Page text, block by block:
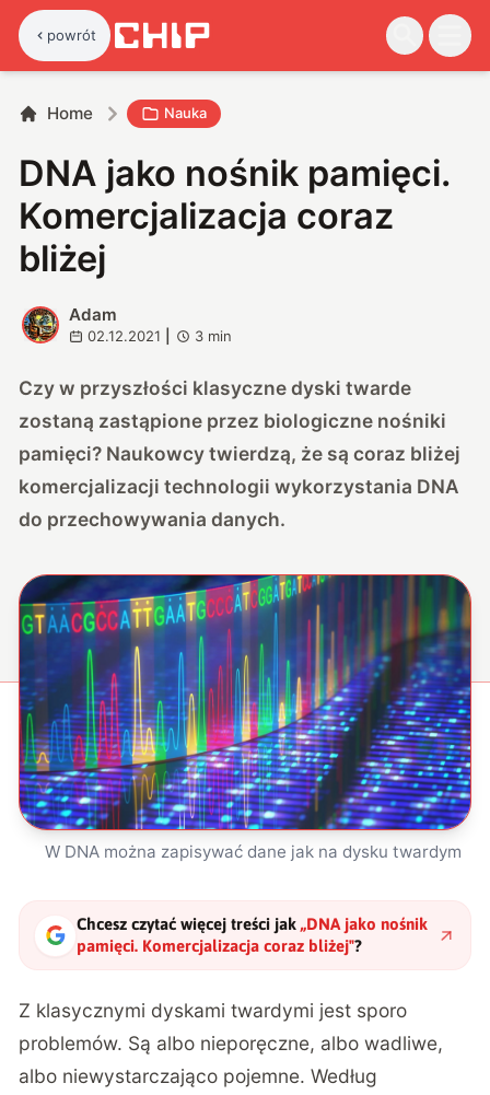
powrót
Home Nauka
DNA jako nośnik pamięci.
Komercjalizacja coraz
bliżej
A
Adam
02.12.2021 3 min
Czy w przyszłości klasyczne dyski twarde
zostaną zastąpione przez biologiczne nośniki
pamięci? Naukowcy twierdzą, że są coraz bliżej
komercjalizacji technologii wykorzystania DNA
do przechowywania danych.
W DNA można zapisywać dane jak na dysku twardym
Chcesz czytać więcej treści jak „DNA jako nośnik
pamięci. Komercjalizacja coraz bliżej"?
Z klasycznymi dyskami twardymi jest sporo
problemów. Są albo nieporęczne, albo wadliwe,
albo niewystarczająco pojemne. Według